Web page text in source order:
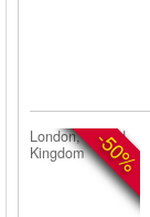
-50%
London, United
Kingdom